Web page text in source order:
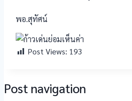
พอ.สุทัศน์
Post Views: 193
Post navigation